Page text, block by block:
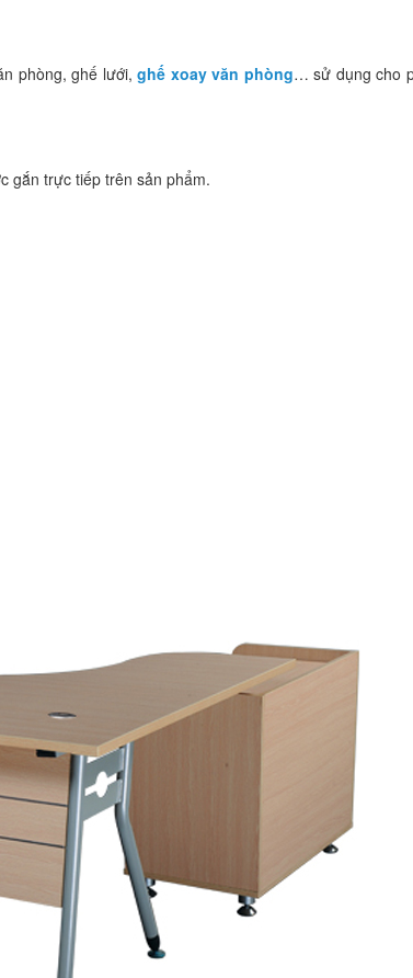
phòng, ghế lưới,ghế xoay văn phòng… sử dụng cho
gắn trực tiếp trên sản phẩm.